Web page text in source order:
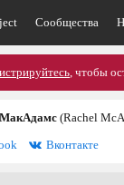
Сообщества
, чтобы
МакАдамс(Rachel
Вконтакте